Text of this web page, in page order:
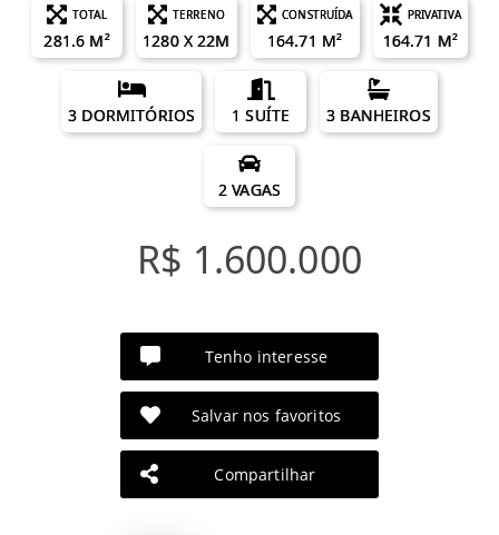
TOTAL
281.6 M²
TERRENO
1280 X 22M
CONSTRUÍDA
164.71 M²
PRIVATIVA
164.71 M²
3 DORMITÓRIOS 1 SUÍTE 3 BANHEIROS
2 VAGAS
R$ 1.600.000
Tenho interesse
Salvar nos favoritos
Compartilhar